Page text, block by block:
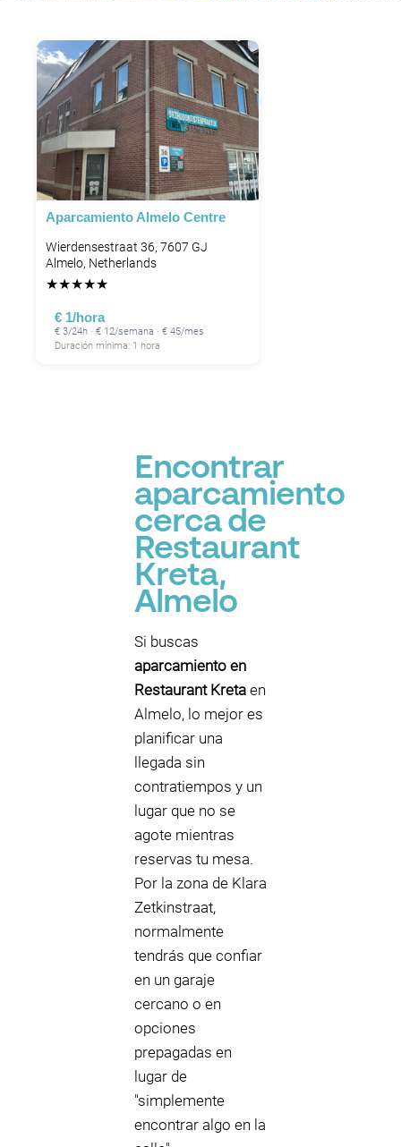
Aparcamiento Almelo Centre
Wierdensestraat 36, 7607 GJ
Almelo, Netherlands
★★★★★
€ 1/hora
€ 3/24h · € 12/semana · € 45/mes
Duración mínima: 1 hora
Encontrar
aparcamiento
cerca de
Restaurant
Kreta,
Almelo
Si buscas
aparcamiento en
Restaurant Kreta en
Almelo, lo mejor es
planificar una
llegada sin
contratiempos y un
lugar que no se
agote mientras
reservas tu mesa.
Por la zona de Klara
Zetkinstraat,
normalmente
tendrás que confiar
en un garaje
cercano o en
opciones
prepagadas en
lugar de
"simplemente
encontrar algo en la